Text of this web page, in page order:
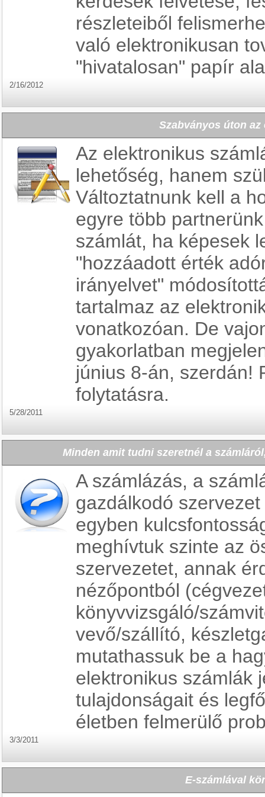
részleteiből
való elektronikusan
"hivatalosan" papír
2/16/2012
Szabványos úton az
Az elektronikus
lehetőség, hanem
Változtatnunk kell a
egyre több
számlát, ha képesek
"hozzáadott érték
irányelvet"
tartalmaz az
vonatkozóan. De
gyakorlatban
június 8-án, szerdán!
folytatásra.
5/28/2011
Minden amit tudni szeretnél a
A számlázás, a
gazdálkodó
egyben
meghívtuk szinte az
szervezetet, annak
nézőpontból
könyvvizsgáló/
vevő/szállító,
mutathassuk be a
elektronikus számlák
tulajdonságait és
életben felmerülő
3/3/2011
E-számlával